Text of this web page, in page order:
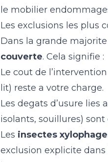
le mobilier
Les exclusions les plus
Dans la grande
couverte. Cela signifie :
Le cout de
lit) reste a votre charge.
Les degats d’usure
isolants, souillures)
Les insectes
exclusion explicite